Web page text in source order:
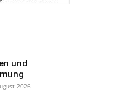
und
2026